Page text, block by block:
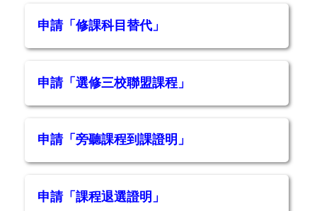
申請「修課科目替代」
申請「選修三校聯盟課程」
申請「旁聽課程到課證明」
申請「課程退選證明」